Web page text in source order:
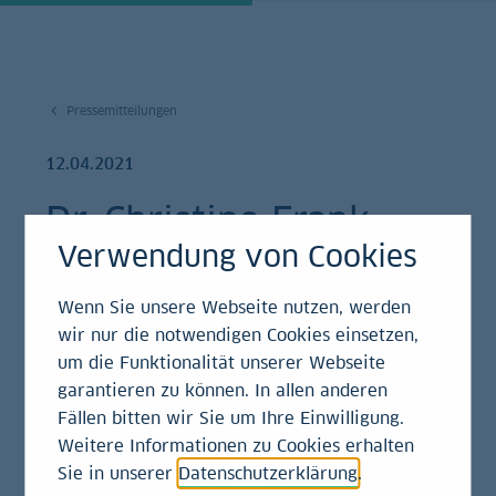
Pressemitteilungen
12.04.2021
Dr. Christine Frank
neue
Geschäftsführerin des
German Centre in
Moskau
Pressemitteilung
Verwendung von Cookies
Wenn Sie unsere Webseite nutzen, werden
wir nur die notwendigen Cookies einsetzen,
um die Funktionalität unserer Webseite
garantieren zu können. In allen anderen
Fällen bitten wir Sie um Ihre Einwilligung.
Weitere Informationen zu Cookies erhalten
Sie in unserer Datenschutzerklärung.